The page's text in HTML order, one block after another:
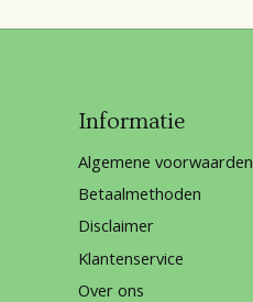
Informatie
Algemene voorwaarden
Betaalmethoden
Disclaimer
Klantenservice
Over ons